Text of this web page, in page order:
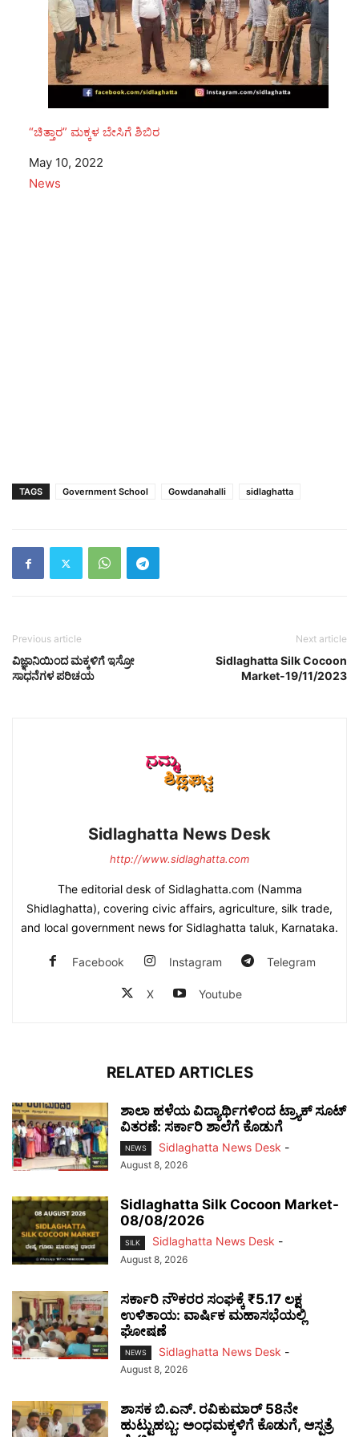
“ಚಿತ್ತಾರ” ಮಕ್ಕಳ ಬೇಸಿಗೆ ಶಿಬಿರ
Date
May 10, 2022
In relation to
News
TAGS Government School Gowdanahalli sidlaghatta
Previous article
ವಿಜ್ಞಾನಿಯಿಂದ ಮಕ್ಕಳಿಗೆ ಇಸ್ರೋ
ಸಾಧನೆಗಳ ಪರಿಚಯ
Next article
Sidlaghatta Silk Cocoon
Market-19/11/2023
Sidlaghatta News Desk
http://www.sidlaghatta.com
The editorial desk of Sidlaghatta.com (Namma
Shidlaghatta), covering civic affairs, agriculture, silk trade,
and local government news for Sidlaghatta taluk, Karnataka.
Facebook Instagram Telegram
X Youtube
RELATED ARTICLES
ಶಾಲಾ ಹಳೆಯ ವಿದ್ಯಾರ್ಥಿಗಳಿಂದ ಟ್ರ್ಯಾಕ್‌ ಸೂಟ್
ವಿತರಣೆ: ಸರ್ಕಾರಿ ಶಾಲೆಗೆ ಕೊಡುಗೆ
NEWS Sidlaghatta News Desk -
August 8, 2026
Sidlaghatta Silk Cocoon Market-
08/08/2026
SILK Sidlaghatta News Desk -
August 8, 2026
ಸರ್ಕಾರಿ ನೌಕರರ ಸಂಘಕ್ಕೆ ₹5.17 ಲಕ್ಷ
ಉಳಿತಾಯ: ವಾರ್ಷಿಕ ಮಹಾಸಭೆಯಲ್ಲಿ
ಘೋಷಣೆ
NEWS Sidlaghatta News Desk -
August 8, 2026
ಶಾಸಕ ಬಿ.ಎನ್. ರವಿಕುಮಾರ್ 58ನೇ
ಹುಟ್ಟುಹಬ್ಬ: ಅಂಧಮಕ್ಕಳಿಗೆ ಕೊಡುಗೆ, ಆಸ್ಪತ್ರೆ